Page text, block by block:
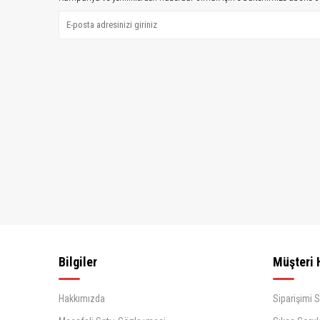
Galaxy J7 Max(6)
Galaxy Note 3 Neo
N7500
Galaxy S5 İ9600
Bilgiler
Hakkımızda
Müşteri
Siparişimi